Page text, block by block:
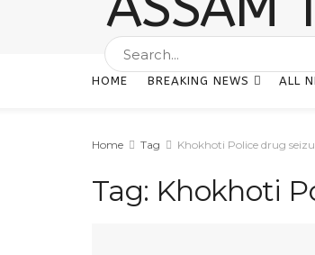
HOME BREAKING NEWS ALL
Home Tag Khokhoti Police drug
Tag: Khokhoti